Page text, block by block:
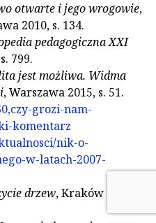
otwarte i jego wrogowie,
2010, s. 134.
pedagogiczna XXI
799.
jest możliwa. Widma
, Warszawa 2015, s. 51.
grozi-nam-
komentarz
nik-o-
w-latach-2007-
drzew, Kraków 2016, s.